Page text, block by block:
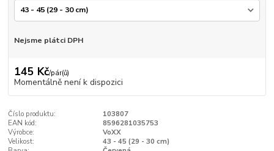
Nejsme plátci DPH
145 Kč/pár(ů)
Momentálně není k dispozici
Číslo produktu:
103807
EAN kód:
8596281035753
Výrobce:
VoXX
Velikost:
43 - 45 (29 - 30 cm)